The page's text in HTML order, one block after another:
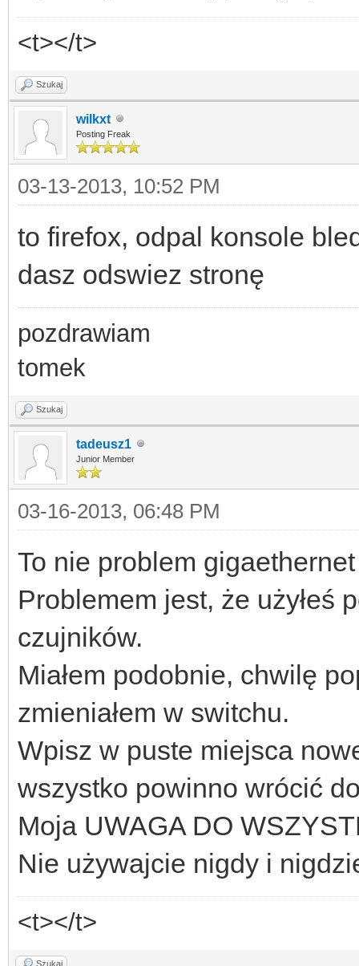
<t></t>
Szukaj
wilkxt
Posting Freak
03-13-2013, 10:52 PM
to firefox, odpal konsole
dasz odswiez stronę
pozdrawiam
tomek
Szukaj
tadeusz1
Junior Member
03-16-2013, 06:48 PM
To nie problem
Problemem jest, że użyłeś
czujników.
Miałem podobnie, chwilę
zmieniałem w switchu.
Wpisz w puste miejsca
wszystko powinno wrócić
Moja UWAGA DO
Nie używajcie nigdy i
<t></t>
Szukaj